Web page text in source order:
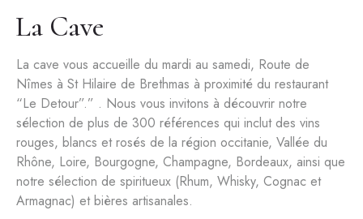
La Cave
La cave vous accueille du mardi au samedi, Route de
Nîmes à St Hilaire de Brethmas à proximité du restaurant
“Le Detour”.” . Nous vous invitons à découvrir notre
sélection de plus de 300 références qui inclut des vins
rouges, blancs et rosés de la région occitanie, Vallée du
Rhône, Loire, Bourgogne, Champagne, Bordeaux, ainsi que
notre sélection de spiritueux (Rhum, Whisky, Cognac et
Armagnac) et bières artisanales.